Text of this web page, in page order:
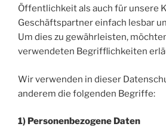
Öffentlichkeit als auch für unsere
Geschäftspartner einfach lesbar
Um dies zu gewährleisten,
verwendeten Begrifflichkeiten
Wir verwenden in dieser
anderem die folgenden Begriffe:
1) Personenbezogene Daten